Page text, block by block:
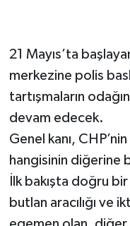
21 Mayıs’ta
merkezine polis
tartışmaların
devam edecek.
Genel kanı,
hangisinin diğerine
İlk bakışta doğru
butlan aracılığı ve
Güvenlik